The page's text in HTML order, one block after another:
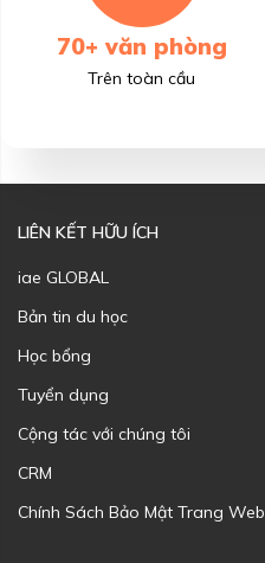
70+ văn phòng
Trên toàn cầu
LIÊN KẾT HỮU ÍCH
iae GLOBAL
Bản tin du học
Học bổng
Tuyển dụng
Cộng tác với chúng tôi
CRM
Chính Sách Bảo Mật Trang Web